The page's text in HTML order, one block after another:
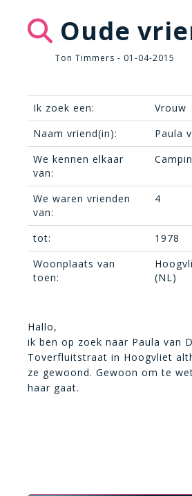
Oude
Ton Timmers - 01-04-2015
Ik zoek een:
Vrouw
Naam vriend(in):
Paula
We kennen elkaar
van:
We waren vrienden
van:
4
tot:
1978
Woonplaats van
toen:
(NL)
Hallo,
ik ben op zoek naar Paula van
Toverfluitstraat in Hoogvliet
ze gewoond. Gewoon om te
haar gaat.